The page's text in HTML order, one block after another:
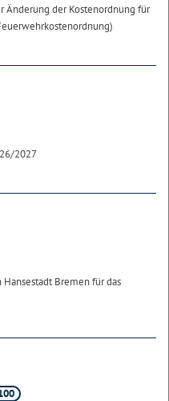
Änderung der Kostenordnung für
2027
Bremen für das